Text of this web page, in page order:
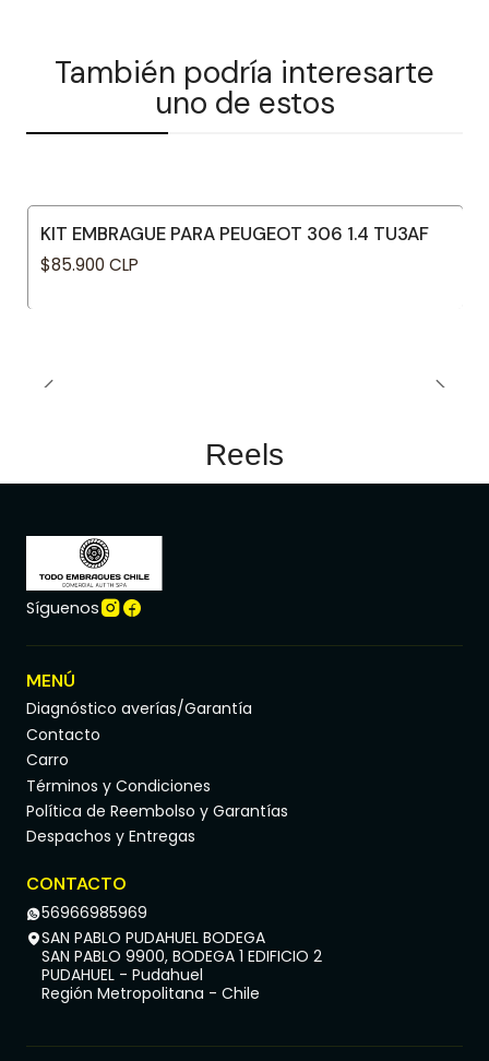
También podría interesarte
uno de estos
KIT EMBRAGUE PARA PEUGEOT 306 1.4 TU3AF
$85.900 CLP
Reels
Síguenos
MENÚ
Diagnóstico averías/Garantía
Contacto
Carro
Términos y Condiciones
Política de Reembolso y Garantías
Despachos y Entregas
CONTACTO
56966985969
SAN PABLO PUDAHUEL BODEGA
SAN PABLO 9900, BODEGA 1 EDIFICIO 2
PUDAHUEL - Pudahuel
Región Metropolitana - Chile